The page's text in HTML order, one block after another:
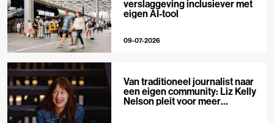
verslaggeving inclusiever met
eigen AI-tool
09-07-2026
Van traditioneel journalist naar
een eigen community: Liz Kelly
Nelson pleit voor meer